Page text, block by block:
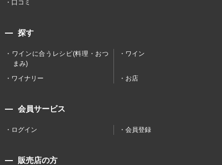
口コミ
探す
ワインに合うレシピ(料理・おつ
まみ)
ワイン
ワイナリー お店
会員サービス
ログイン 会員登録
販売店の方